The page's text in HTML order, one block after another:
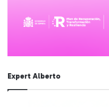
Expert Alberto